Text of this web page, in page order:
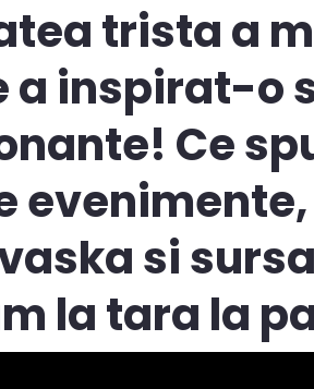
trista a
a inspirat-o
Ce
si
la tara la